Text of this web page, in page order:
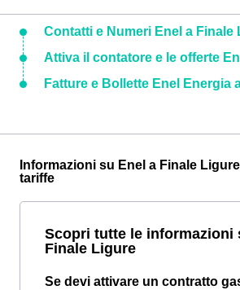
Contatti e Numeri Enel a Finale
Attiva il contatore e le offerte
Fatture e Bollette Enel Energia
Informazioni su Enel a Finale
tariffe
Scopri tutte le informazioni
Finale Ligure
Se devi attivare un contratto